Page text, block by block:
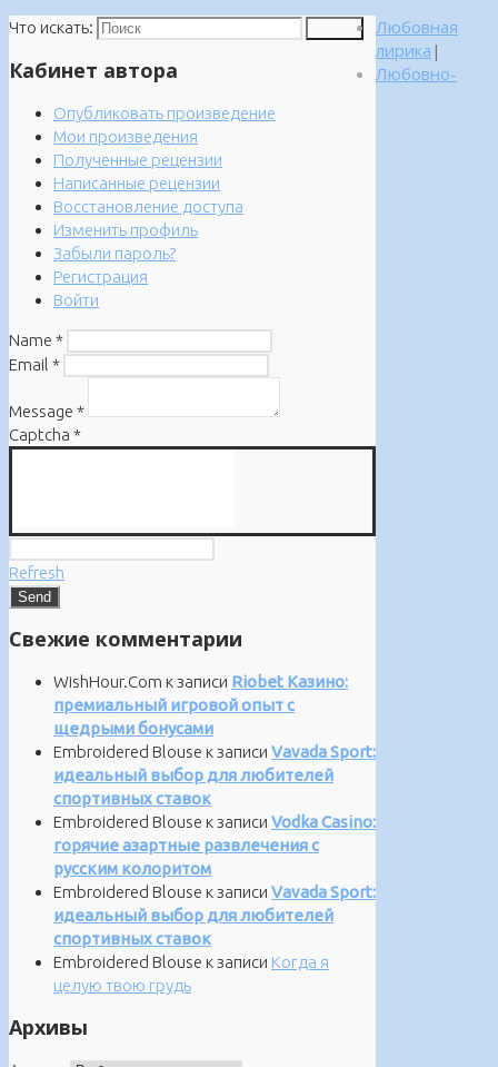
Что искать:
Кабинет автора
Опубликовать произведение
Мои произведения
Полученные рецензии
Написанные рецензии
Восстановление доступа
Изменить профиль
Забыли пароль?
Регистрация
Войти
Name *
Email *
Message *
Captcha *
Refresh
Свежие комментарии
WishHour.Com к записи Riobet Казино:
премиальный игровой опыт с
щедрыми бонусами
Embroidered Blouse к записи Vavada Sport:
идеальный выбор для любителей
спортивных ставок
Embroidered Blouse к записи Vodka Casino:
горячие азартные развлечения с
русским колоритом
Embroidered Blouse к записи Vavada Sport:
идеальный выбор для любителей
спортивных ставок
Embroidered Blouse к записи Когда я
целую твою грудь
Архивы
Любовная
лирика |
Любовно-